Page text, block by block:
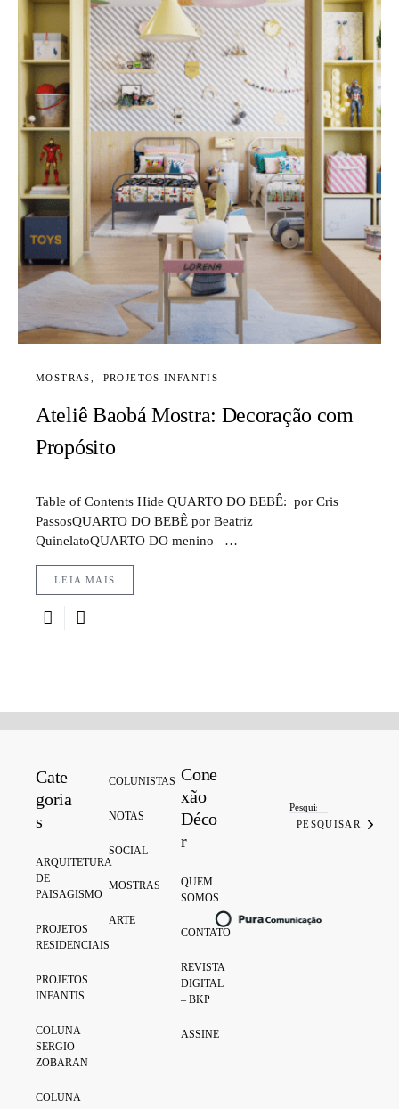
MOSTRAS PROJETOS INFANTIS
Ateliê Baobá Mostra: Decoração com
Propósito
Table of Contents Hide QUARTO DO BEBÊ: por Cris
PassosQUARTO DO BEBÊ por Beatriz
QuinelatoQUARTO DO menino –…
LEIA MAIS
Cate
goria
s
ARQUITETURA
DE
PAISAGISMO
PROJETOS
RESIDENCIAIS
PROJETOS
INFANTIS
COLUNA
SERGIO
ZOBARAN
COLUNA
COLUNISTAS
NOTAS
SOCIAL
MOSTRAS
ARTE
Cone
xão
Déco
r
QUEM
SOMOS
CONTATO
REVISTA
DIGITAL
– BKP
ASSINE
PESQUISAR